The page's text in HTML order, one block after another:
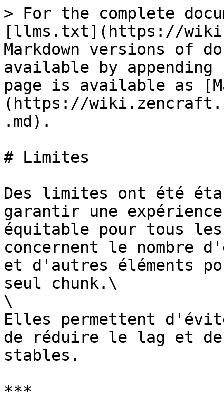
> For the complete
[llms.txt](https://
Markdown versions of
available by
page is available as
(https://
.md).
# Limites
Des limites ont été
garantir une
équitable pour tous
concernent le nombre
et d'autres éléments
seul chunk.\
\
Elles permettent
de réduire le lag et de
stables.
***